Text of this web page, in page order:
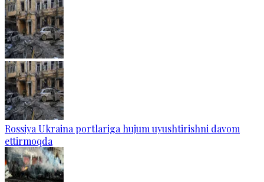
Rossiya Ukraina portlariga hujum uyushtirishni davom
ettirmoqda